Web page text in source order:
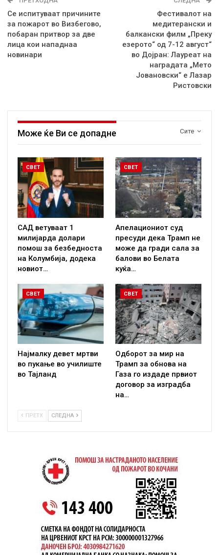
Се испитуваат причините
за пожарот во Визбегово,
побаран притвор за две
лица кои нападнаа
новинари
Фестивалот на
медитерански и
балкански филм „Преку
езерото“ од 7-12 август“
во Дојран: Лауреат на
наградата „Мето
Јовановски“ е Лазар
Ристовски
Сите
Може ќе Ви се допадне
СВЕТ
САД ветуваат 1
милијарда долари
помош за безбедноста
на Колумбија, додека
новиот…
СВЕТ
Апелациониот суд
пресуди дека Трамп не
може да гради сала за
балови во Белата
куќа…
СВЕТ
Најмалку девет мртви
во пукање во училиште
во Тајланд
СВЕТ
Одборот за мир на
Трамп за обнова на
Газа го издаде првиот
договор за изградба
на…
ПРЕТХ СЛЕДНА